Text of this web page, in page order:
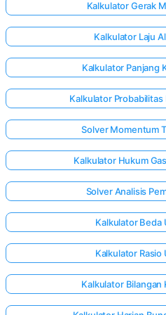
Kalkulator Gerak
Kalkulator Laju
Kalkulator Panjang
Kalkulator Probabilitas
Solver Momentum
Kalkulator Hukum
Solver Analisis
Kalkulator Beda
Kalkulator Rasio
Kalkulator Bilangan